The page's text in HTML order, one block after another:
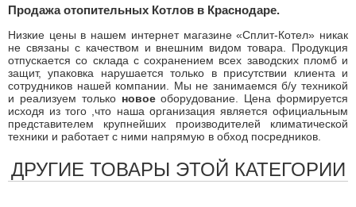
Продажа отопительных Котлов в Краснодаре.
Низкие цены в нашем интернет магазине «Сплит-Котел» никак
не связаны с качеством и внешним видом товара. Продукция
отпускается со склада с сохранением всех заводских пломб и
защит, упаковка нарушается только в присутствии клиента и
сотрудников нашей компании. Мы не занимаемся б/у техникой
и реализуем только новоеоборудование. Цена формируется
исходя из того ,что наша организация является официальным
представителем крупнейших производителей климатической
техники и работает с ними напрямую в обход посредников.
ДРУГИЕ ТОВАРЫ ЭТОЙ КАТЕГОРИИ